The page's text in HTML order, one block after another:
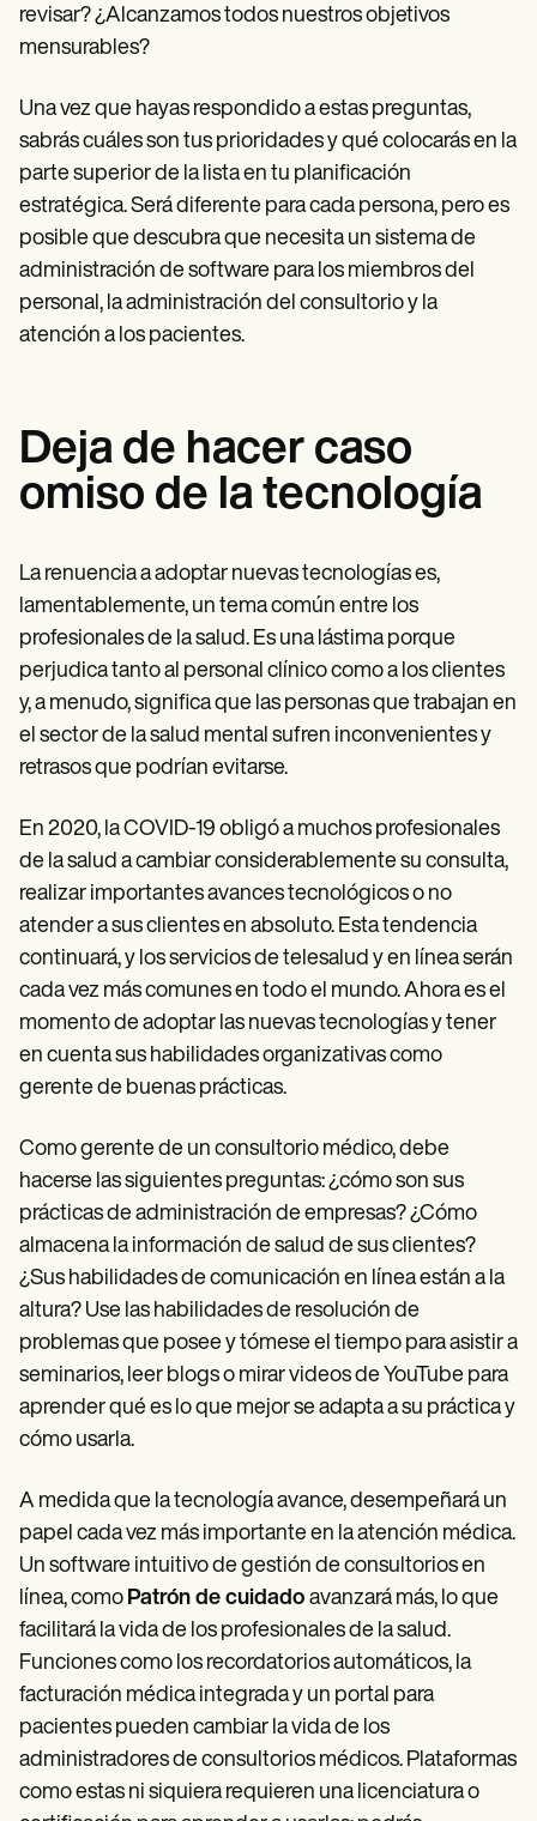
revisar? ¿Alcanzamos todos nuestros objetivos
mensurables?
Una vez que hayas respondido a estas preguntas,
sabrás cuáles son tus prioridades y qué colocarás en la
parte superior de la lista en tu planificación
estratégica. Será diferente para cada persona, pero es
posible que descubra que necesita un sistema de
administración de software para los miembros del
personal, la administración del consultorio y la
atención a los pacientes.
Deja de hacer caso
omiso de la tecnología
La renuencia a adoptar nuevas tecnologías es,
lamentablemente, un tema común entre los
profesionales de la salud. Es una lástima porque
perjudica tanto al personal clínico como a los clientes
y, a menudo, significa que las personas que trabajan en
el sector de la salud mental sufren inconvenientes y
retrasos que podrían evitarse.
En 2020, la COVID-19 obligó a muchos profesionales
de la salud a cambiar considerablemente su consulta,
realizar importantes avances tecnológicos o no
atender a sus clientes en absoluto. Esta tendencia
continuará, y los servicios de telesalud y en línea serán
cada vez más comunes en todo el mundo. Ahora es el
momento de adoptar las nuevas tecnologías y tener
en cuenta sus habilidades organizativas como
gerente de buenas prácticas.
Como gerente de un consultorio médico, debe
hacerse las siguientes preguntas: ¿cómo son sus
prácticas de administración de empresas? ¿Cómo
almacena la información de salud de sus clientes?
¿Sus habilidades de comunicación en línea están a la
altura? Use las habilidades de resolución de
problemas que posee y tómese el tiempo para asistir a
seminarios, leer blogs o mirar videos de YouTube para
aprender qué es lo que mejor se adapta a su práctica y
cómo usarla.
A medida que la tecnología avance, desempeñará un
papel cada vez más importante en la atención médica.
Un software intuitivo de gestión de consultorios en
línea, como Patrón de cuidado avanzará más, lo que
facilitará la vida de los profesionales de la salud.
Funciones como los recordatorios automáticos, la
facturación médica integrada y un portal para
pacientes pueden cambiar la vida de los
administradores de consultorios médicos. Plataformas
como estas ni siquiera requieren una licenciatura o